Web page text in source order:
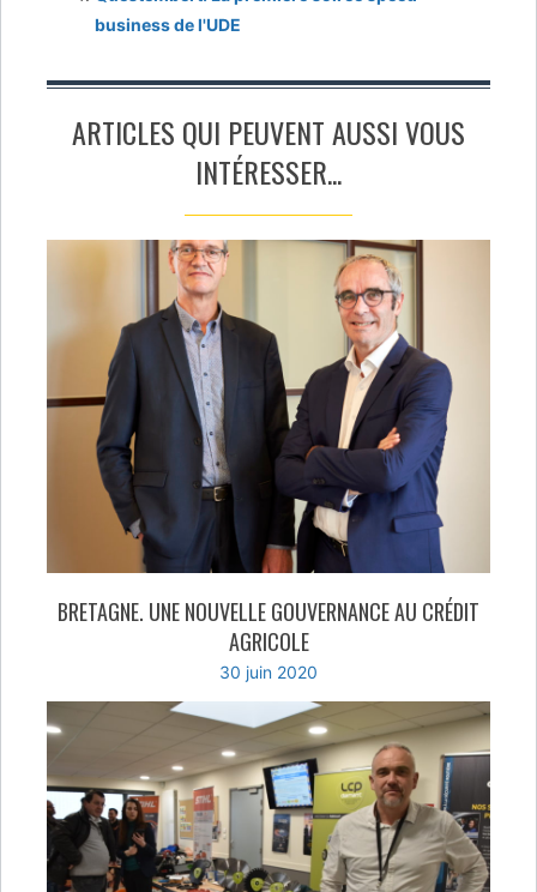
business de l'UDE
ARTICLES QUI PEUVENT AUSSI VOUS
INTÉRESSER...
BRETAGNE. UNE NOUVELLE GOUVERNANCE AU CRÉDIT
AGRICOLE
30 juin 2020